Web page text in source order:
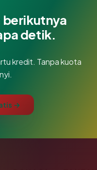
berikutnya
detik.
kredit. Tanpa kuota
→